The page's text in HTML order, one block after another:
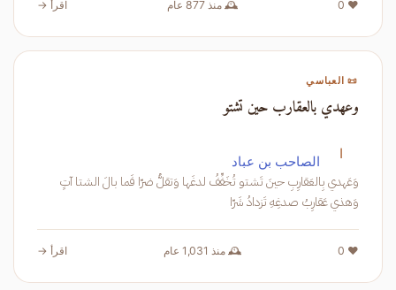
❤️ 0 🕰️ منذ 877 عام اقرأ →
📜 العباسي
وعهدي بالعقارب حين تشتو
ا الصاحب بن عباد
وَعَهدي بِالعَقارِبِ حينَ تَشتو تُخَفِّفُ لدغَها وَتقلُّ ضرّا فَما بالَ الشتا آتٍ
وَهذي عَقارِبُ صدغِهِ تَزدادُ شَرّا
❤️ 0 🕰️ منذ 1,031 عام اقرأ →